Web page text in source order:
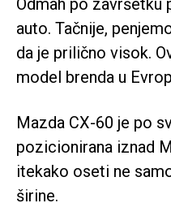
Odmah po završetku
auto. Tačnije,
da je prilično visok.
model brenda u
Mazda CX-60 je po
pozicionirana iznad
itekako oseti ne
širine.